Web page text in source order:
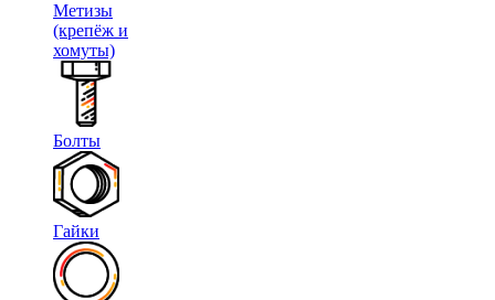
Метизы
(крепёж и
хомуты)
Болты
Гайки